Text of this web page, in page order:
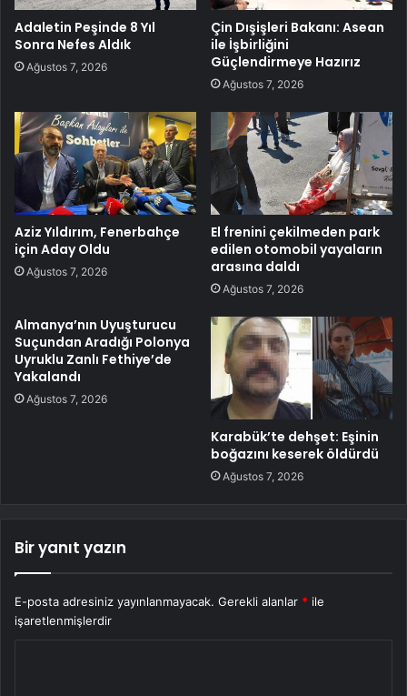
Adaletin Peşinde 8 Yıl
Sonra Nefes Aldık
Ağustos 7, 2026
Çin Dışişleri Bakanı: Asean
ile İşbirliğini
Güçlendirmeye Hazırız
Ağustos 7, 2026
Aziz Yıldırım, Fenerbahçe
için Aday Oldu
Ağustos 7, 2026
El frenini çekilmeden park
edilen otomobil yayaların
arasına daldı
Ağustos 7, 2026
Almanya’nın Uyuşturucu
Suçundan Aradığı Polonya
Uyruklu Zanlı Fethiye’de
Yakalandı
Ağustos 7, 2026
Karabük’te dehşet: Eşinin
boğazını keserek öldürdü
Ağustos 7, 2026
Bir yanıt yazın
E-posta adresiniz yayınlanmayacak. Gerekli alanlar * ile
işaretlenmişlerdir